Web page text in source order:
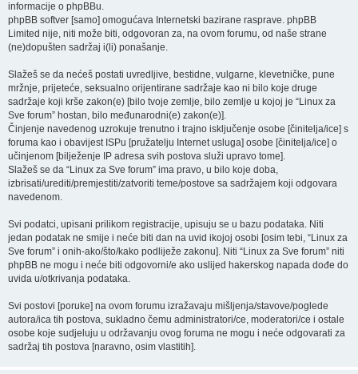
informacije o phpBBu.
phpBB softver [samo] omogućava Internetski bazirane rasprave. phpBB
Limited nije, niti može biti, odgovoran za, na ovom forumu, od naše strane
(ne)dopušten sadržaj i(li) ponašanje.
Slažeš se da nećeš postati uvredljive, bestidne, vulgarne, klevetničke, pune
mržnje, prijeteće, seksualno orijentirane sadržaje kao ni bilo koje druge
sadržaje koji krše zakon(e) [bilo tvoje zemlje, bilo zemlje u kojoj je “Linux za
Sve forum” hostan, bilo međunarodni(e) zakon(e)].
Činjenje navedenog uzrokuje trenutno i trajno isključenje osobe [činitelja/ice] s
foruma kao i obavijest ISPu [pružatelju Internet usluga] osobe [činitelja/ice] o
učinjenom [bilježenje IP adresa svih postova služi upravo tome].
Slažeš se da “Linux za Sve forum” ima pravo, u bilo koje doba,
izbrisati/urediti/premjestiti/zatvoriti teme/postove sa sadržajem koji odgovara
navedenom.
Svi podatci, upisani prilikom registracije, upisuju se u bazu podataka. Niti
jedan podatak ne smije i neće biti dan na uvid ikojoj osobi [osim tebi, “Linux za
Sve forum” i onih-ako/što/kako podliježe zakonu]. Niti “Linux za Sve forum” niti
phpBB ne mogu i neće biti odgovorni/e ako uslijed hakerskog napada dođe do
uvida u/otkrivanja podataka.
Svi postovi [poruke] na ovom forumu izražavaju mišljenja/stavove/poglede
autora/ica tih postova, sukladno čemu administratori/ce, moderatori/ce i ostale
osobe koje sudjeluju u održavanju ovog foruma ne mogu i neće odgovarati za
sadržaj tih postova [naravno, osim vlastitih].